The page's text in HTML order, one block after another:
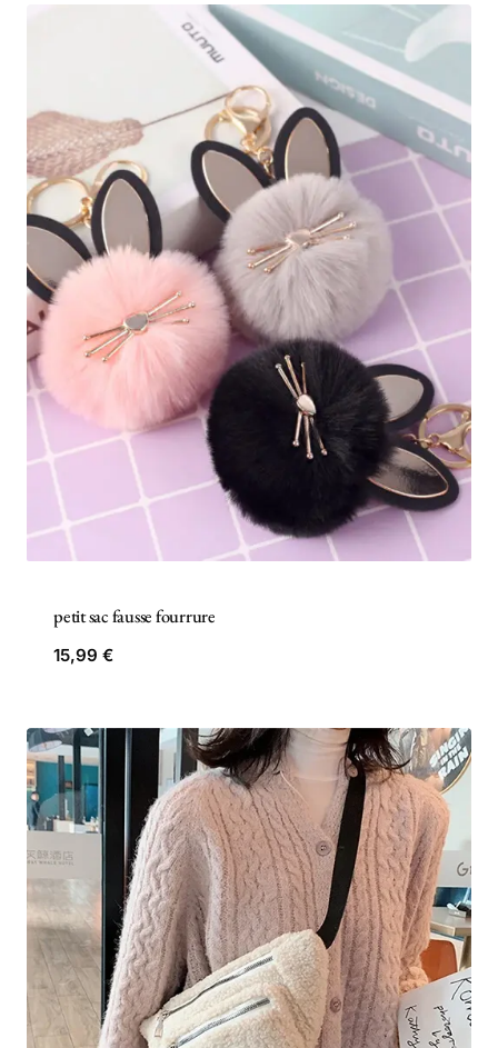
petit sac fausse fourrure
15,99€